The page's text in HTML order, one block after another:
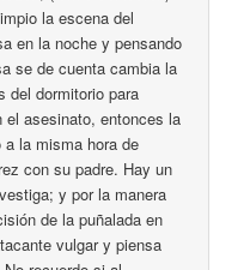
la escena del
en la noche y pensando
se de cuenta cambia la
del dormitorio para
el asesinato, entonces la
la misma hora de
con su padre. Hay un
y por la manera
de la puñalada en
vulgar y piensa